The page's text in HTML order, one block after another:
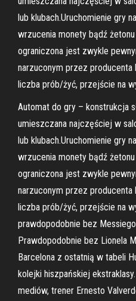
lub klubach.Uruchomienie gry
wrzucenia monety bądź
ograniczona jest zwykle
narzuconym przez producenta
liczba prób/żyć, przejście na
Automat do gry – konstrukcja
umieszczana najczęściej w
lub klubach.Uruchomienie gry
wrzucenia monety bądź
ograniczona jest zwykle
narzuconym przez producenta
liczba prób/żyć, przejście na
prawdopodobnie bez
Prawdopodobnie bez Lionela
Barcelona z ostatnią w tabeli
kolejki hiszpańskiej
mediów, trener Ernesto